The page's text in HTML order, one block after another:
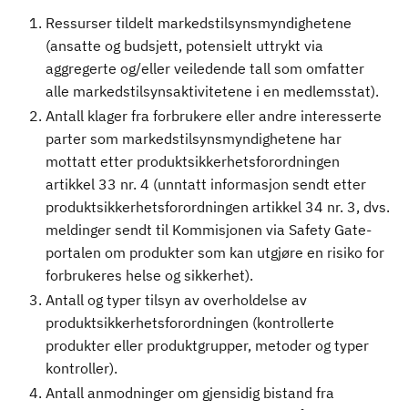
Ressurser tildelt markedstilsynsmyndighetene
(ansatte og budsjett, potensielt uttrykt via
aggregerte og/eller veiledende tall som omfatter
alle markedstilsynsaktivitetene i en medlemsstat).
Antall klager fra forbrukere eller andre interesserte
parter som markedstilsynsmyndighetene har
mottatt etter produktsikkerhetsforordningen
artikkel 33 nr. 4 (unntatt informasjon sendt etter
produktsikkerhetsforordningen artikkel 34 nr. 3, dvs.
meldinger sendt til Kommisjonen via Safety Gate-
portalen om produkter som kan utgjøre en risiko for
forbrukeres helse og sikkerhet).
Antall og typer tilsyn av overholdelse av
produktsikkerhetsforordningen (kontrollerte
produkter eller produktgrupper, metoder og typer
kontroller).
Antall anmodninger om gjensidig bistand fra